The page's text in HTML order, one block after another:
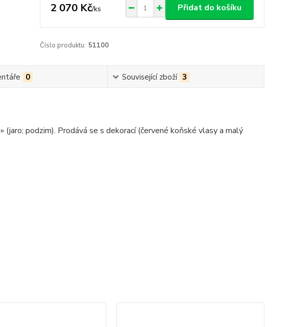
2 070 Kč/ks Přidat do košíku
Číslo produktu: 51100
0 Související zboží 3
(jaro; podzim). Prodává se s dekorací (červené koňské vlasy a malý